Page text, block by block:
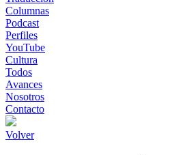
Columnas
Podcast
Perfiles
YouTube
Cultura
Todos
Avances
Nosotros
Contacto
Volver